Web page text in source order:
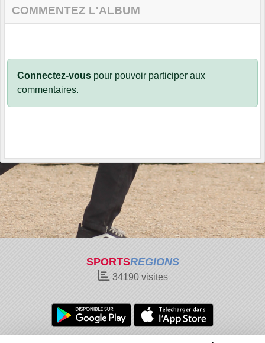
COMMENTEZ L'ALBUM
Connectez-vous pour pouvoir participer aux
commentaires.
SPORTSREGIONS
34190visites